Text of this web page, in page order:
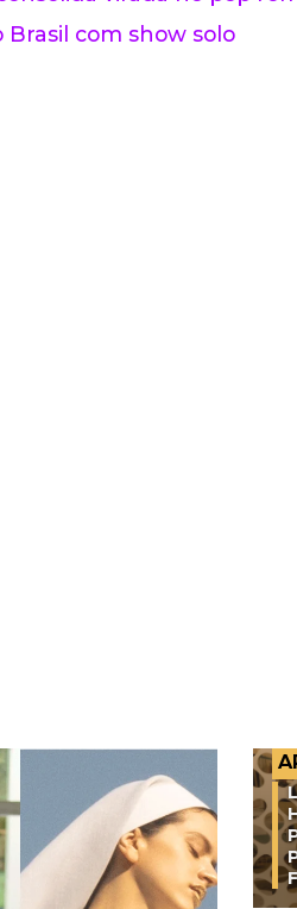
Brasil com show solo